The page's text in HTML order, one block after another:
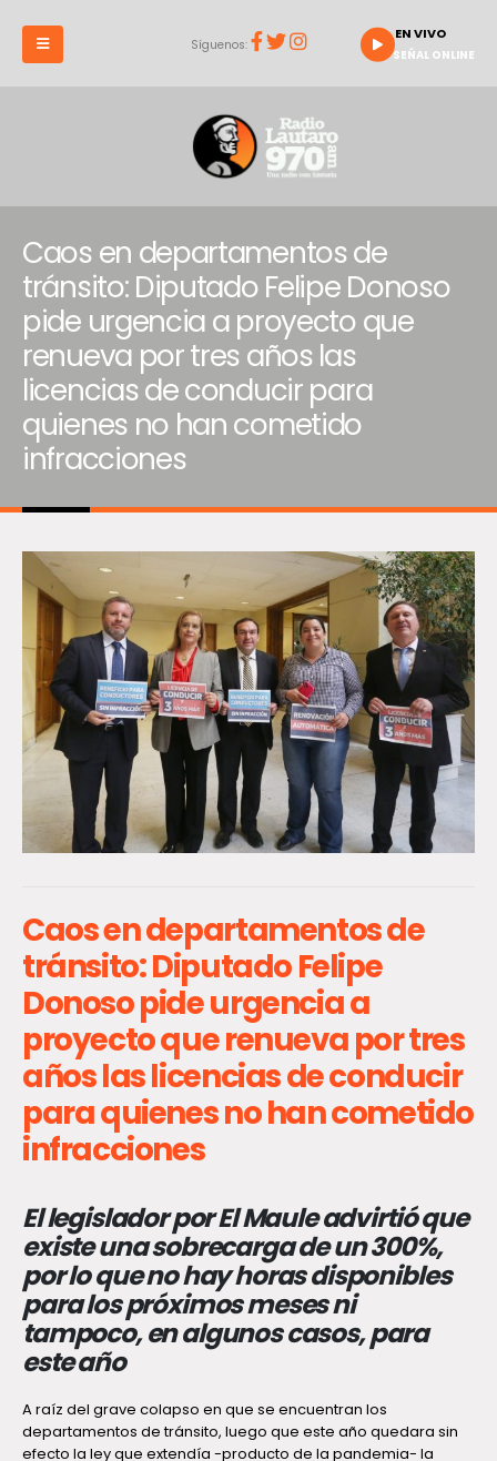
Síguenos:
EN VIVO
SEÑAL ONLINE
Caos en departamentos de
tránsito: Diputado Felipe Donoso
pide urgencia a proyecto que
renueva por tres años las
licencias de conducir para
quienes no han cometido
infracciones
Caos en departamentos de
tránsito: Diputado Felipe
Donoso pide urgencia a
proyecto que renueva por tres
años las licencias de conducir
para quienes no han cometido
infracciones
El legislador por El Maule advirtió que
existe una sobrecarga de un 300%,
por lo que no hay horas disponibles
para los próximos meses ni
tampoco, en algunos casos, para
este año
A raíz del grave colapso en que se encuentran los
departamentos de tránsito, luego que este año quedara sin
efecto la ley que extendía -producto de la pandemia- la